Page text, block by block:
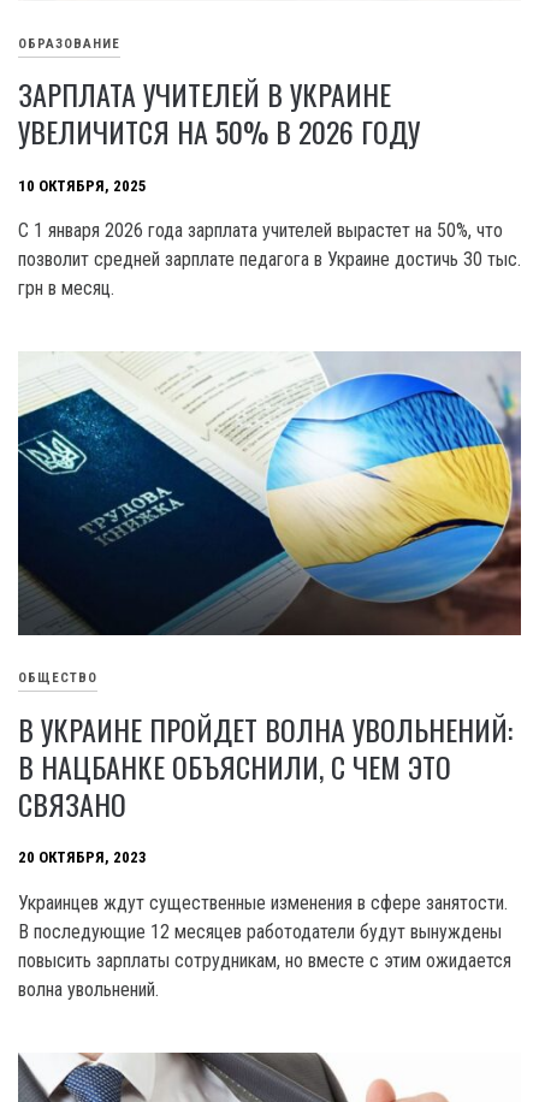
ОБРАЗОВАНИЕ
ЗАРПЛАТА УЧИТЕЛЕЙ В УКРАИНЕ
УВЕЛИЧИТСЯ НА 50% В 2026 ГОДУ
10 ОКТЯБРЯ, 2025
С 1 января 2026 года зарплата учителей вырастет на 50%, что
позволит средней зарплате педагога в Украине достичь 30 тыс.
грн в месяц.
ОБЩЕСТВО
В УКРАИНЕ ПРОЙДЕТ ВОЛНА УВОЛЬНЕНИЙ:
В НАЦБАНКЕ ОБЪЯСНИЛИ, С ЧЕМ ЭТО
СВЯЗАНО
20 ОКТЯБРЯ, 2023
Украинцев ждут существенные изменения в сфере занятости.
В последующие 12 месяцев работодатели будут вынуждены
повысить зарплаты сотрудникам, но вместе с этим ожидается
волна увольнений.